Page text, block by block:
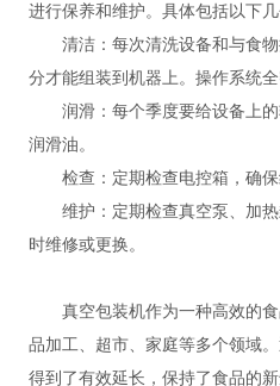
进行保养和维护。具体包括以下几
清洁：每次清洗设备和与食物
分才能组装到机器上。操作系统
润滑：每个季度要给设备上的
润滑油。
检查：定期检查电控箱，确保
维护：定期检查真空泵、加热
时维修或更换。
真空包装机作为一种高效的食
品加工、超市、家庭等多个领域
得到了有效延长，保持了食品的